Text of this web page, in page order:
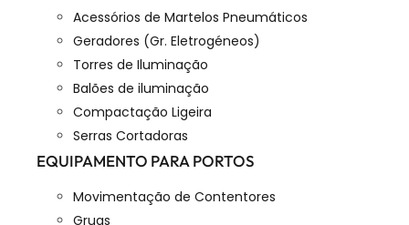
Acessórios de Martelos Pneumáticos
Geradores (Gr. Eletrogéneos)
Torres de Iluminação
Balões de iluminação
Compactação Ligeira
Serras Cortadoras
EQUIPAMENTO PARA PORTOS
Movimentação de Contentores
Gruas